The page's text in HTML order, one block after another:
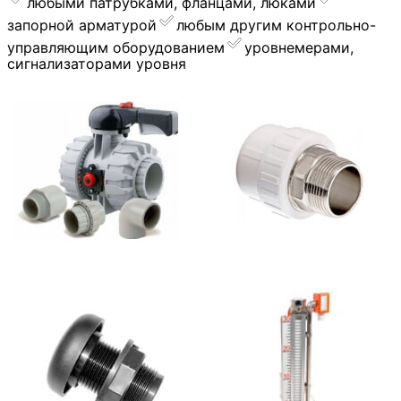
запорной арматурой
︎любым другим контрольно-
управляющим оборудованием
уровнемерами,
сигнализаторами уровня